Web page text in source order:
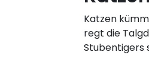
Katzen
regt die
Stubentigers